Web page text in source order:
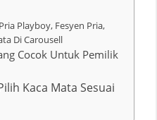
Playboy, Fesyen Pria,
Di Carousell
Cocok Untuk Pemilik
Kaca Mata Sesuai